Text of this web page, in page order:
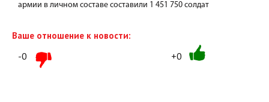
армии в личном составе составили 1 451 750 солдат
Ваше отношение к новости:
-0 +0